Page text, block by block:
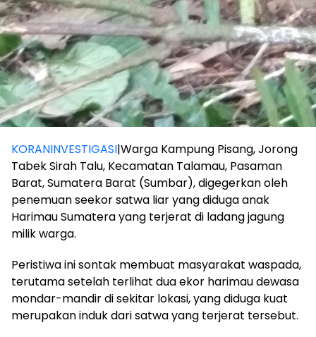
KORANINVESTIGASI|Warga Kampung Pisang, Jorong
Tabek Sirah Talu, Kecamatan Talamau, Pasaman
Barat, Sumatera Barat (Sumbar), digegerkan oleh
penemuan seekor satwa liar yang diduga anak
Harimau Sumatera yang terjerat di ladang jagung
milik warga.
Peristiwa ini sontak membuat masyarakat waspada,
terutama setelah terlihat dua ekor harimau dewasa
mondar-mandir di sekitar lokasi, yang diduga kuat
merupakan induk dari satwa yang terjerat tersebut.